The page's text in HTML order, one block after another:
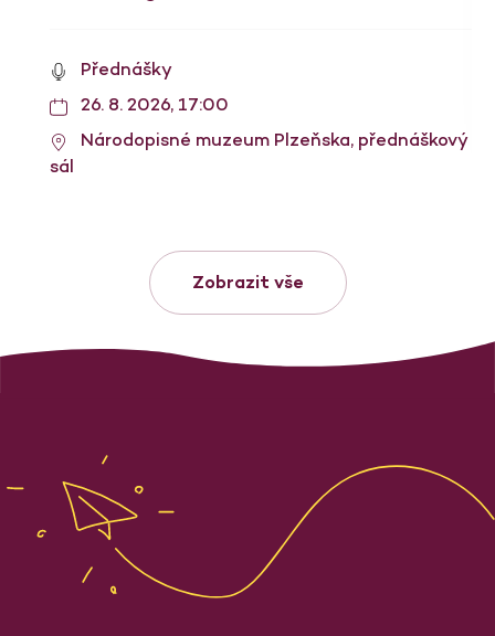
Přednášky
26. 8. 2026, 17:00
Národopisné muzeum Plzeňska, přednáškový
sál
Zobrazit vše